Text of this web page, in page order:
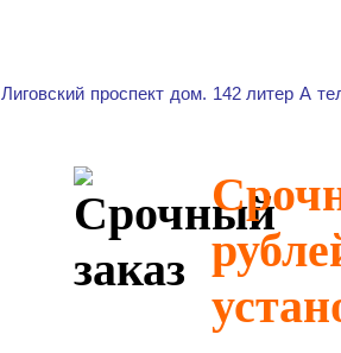
Лиговский проспект дом. 142 литер А